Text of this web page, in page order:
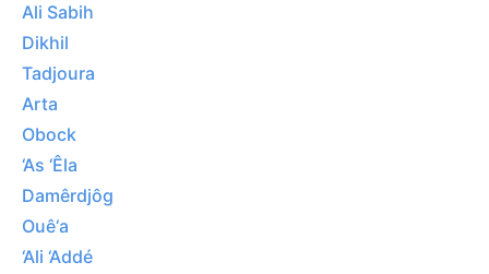
Ali Sabih
Dikhil
Tadjoura
Arta
Obock
‘As ‘Êla
Damêrdjôg
Ouê‘a
‘Ali ‘Addé